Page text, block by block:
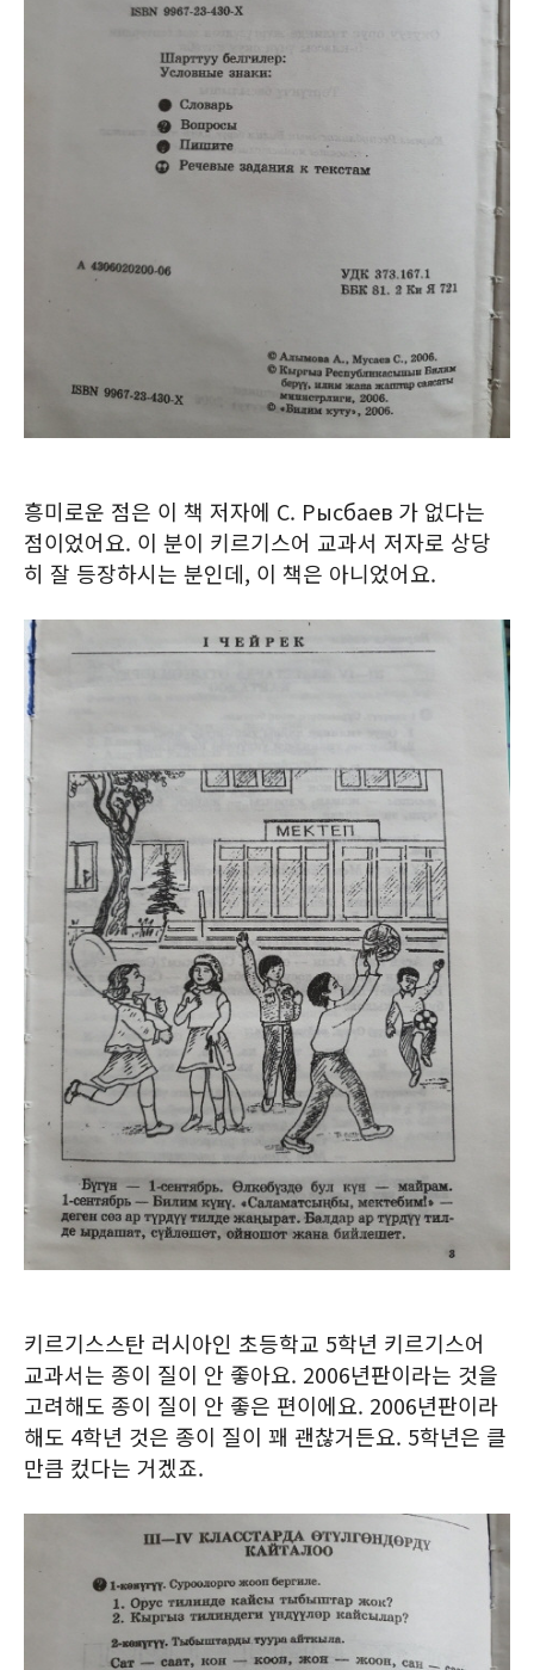
흥미로운 점은 이 책 저자에 С. Рысбаев 가 없다는
점이었어요. 이 분이 키르기스어 교과서 저자로 상당
히 잘 등장하시는 분인데, 이 책은 아니었어요.
키르기스스탄 러시아인 초등학교 5학년 키르기스어
교과서는 종이 질이 안 좋아요. 2006년판이라는 것을
고려해도 종이 질이 안 좋은 편이에요. 2006년판이라
해도 4학년 것은 종이 질이 꽤 괜찮거든요. 5학년은 클
만큼 컸다는 거겠죠.